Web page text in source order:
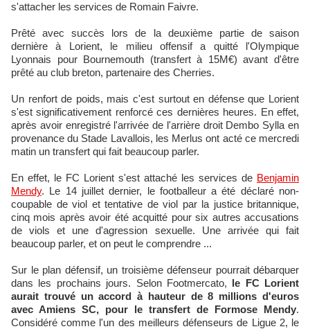
s'attacher les services de Romain Faivre.
Prêté avec succès lors de la deuxième partie de saison
dernière à Lorient, le milieu offensif a quitté l'Olympique
Lyonnais pour Bournemouth (transfert à 15M€) avant d'être
prêté au club breton, partenaire des Cherries.
Un renfort de poids, mais c'est surtout en défense que Lorient
s'est significativement renforcé ces dernières heures. En effet,
après avoir enregistré l'arrivée de l'arrière droit Dembo Sylla en
provenance du Stade Lavallois, les Merlus ont acté ce mercredi
matin un transfert qui fait beaucoup parler.
En effet, le FC Lorient s'est attaché les services de Benjamin
Mendy. Le 14 juillet dernier, le footballeur a été déclaré non-
coupable de viol et tentative de viol par la justice britannique,
cinq mois après avoir été acquitté pour six autres accusations
de viols et une d'agression sexuelle. Une arrivée qui fait
beaucoup parler, et on peut le comprendre ...
Sur le plan défensif, un troisième défenseur pourrait débarquer
dans les prochains jours. Selon Footmercato, le FC Lorient
aurait trouvé un accord à hauteur de 8 millions d'euros
avec Amiens SC, pour le transfert de Formose Mendy.
Considéré comme l'un des meilleurs défenseurs de Ligue 2, le